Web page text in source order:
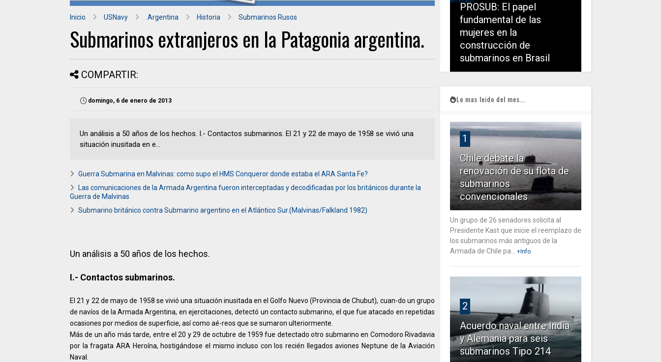
Inicio USNavy .Argentina Historia Submarinos Rusos
Submarinos extranjeros en la Patagonia argentina.
COMPARTIR:
domingo, 6 de enero de 2013
Un análisis a 50 años de los hechos. I.- Contactos submarinos. El 21 y 22 de mayo de 1958 se vivió una
situación inusitada en e...
Guerra Submarina en Malvinas: como supo el HMS Conqueror donde estaba el ARA Santa Fe?
Las comunicaciones de la Armada Argentina fueron interceptadas y decodificadas por los británicos durante la
Guerra de Malvinas
Submarino británico contra Submarino argentino en el Atlántico Sur.(Malvinas/Falkland 1982)
Un análisis a 50 años de los hechos.
I.- Contactos submarinos.
El 21 y 22 de mayo de 1958 se vivió una situación inusitada en el Golfo Nuevo (Provincia de Chubut), cuan-do un grupo
de navíos de la Armada Argentina, en ejercitaciones, detectó un contacto submarino, el que fue atacado en repetidas
ocasiones por medios de superficie, así como aé-reos que se sumaron ulteriormente.
Más de un año más tarde, entre el 20 y 29 de octubre de 1959 fue detectado otro submarino en Comodoro Rivadavia
por la fragata ARA Heroína, hostigándose el mismo incluso con los recién llegados aviones Neptune de la Aviación
Naval.
PROSUB: El papel
fundamental de las
mujeres en la
construcción de
submarinos en Brasil
Lo mas leido del mes...
1
Chile debate la
renovación de su flota de
submarinos
convencionales
Un grupo de 26 senadores solicita al
Presidente Kast que inicie el reemplazo de
los submarinos más antiguos de la
Armada de Chile pa...
+Info
2
Acuerdo naval entre India
y Alemania para seis
submarinos Tipo 214